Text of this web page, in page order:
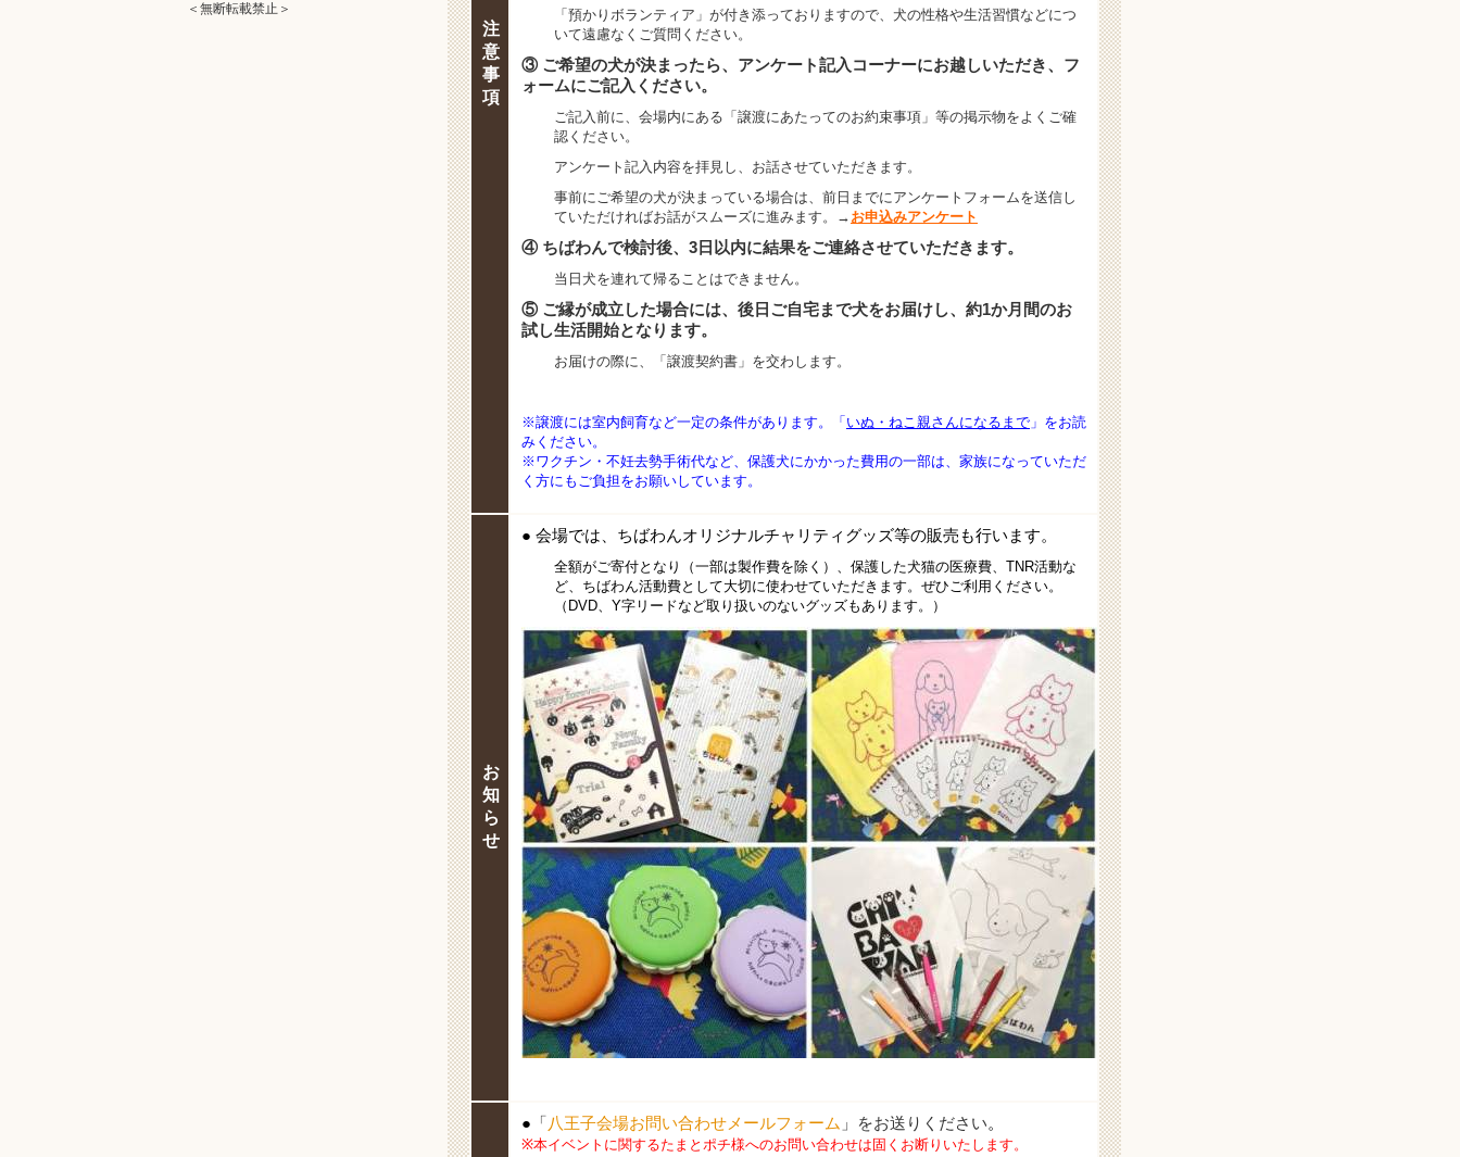
注
意
事
項
「預かりボランティア」が付き添っておりますので、犬の性格や生活習慣などにつ
いて遠慮なくご質問ください。
③ ご希望の犬が決まったら、アンケート記入コーナーにお越しいただき、フ
ォームにご記入ください。
ご記入前に、会場内にある「譲渡にあたってのお約束事項」等の掲示物をよくご確
認ください。
アンケート記入内容を拝見し、お話させていただきます。
事前にご希望の犬が決まっている場合は、 前日までにアンケートフォームを送信し
ていただければお話がスムーズに進みます。→ お申込みアンケート
④ ちばわんで検討後、3日以内に結果をご連絡させていただきます。
当日犬を連れて帰ることはできません。
⑤ ご縁が成立した場合には、後日ご自宅まで犬をお届けし、約1か月間のお
試し生活開始となります。
お届けの際に、「譲渡契約書」を交わします。
※譲渡には室内飼育など一定の条件があります。「 いぬ・ねこ親さんになるまで 」をお読
みください。
※ワクチン・不妊去勢手術代など、保護犬にかかった費用の一部は、家族になっていただ
く方にもご負担をお願いしています。
お
知
ら
せ
● 会場では、ちばわんオリジナルチャリティグッズ等の販売も行います。
全額がご寄付となり（一部は製作費を除く）、保護した犬猫の医療費、TNR活動な
ど、ちばわん活動費として大切に使わせていただきます。ぜひご利用ください。
（DVD、Y字リードなど取り扱いのないグッズもあります。）
● 「 八王子会場お問い合わせメールフォーム 」をお送りください。
※本イベントに関するたまとポチ様へのお問い合わせは固くお断りいたします。
＜無断転載禁止＞